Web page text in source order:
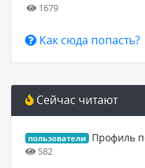
1679
Как сюда попасть?
Сейчас читают
пользователи Профиль
582